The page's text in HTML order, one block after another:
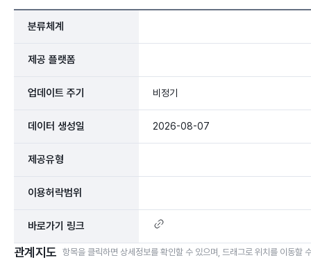
분류체계
제공 플랫폼
업데이트 주기 비정기
데이터 생성일 2026-08-07
제공유형
이용허락범위
바로가기 링크
관계지도 항목을 클릭하면 상세정보를 확인할 수 있으며, 드래그로 위치를 이동할